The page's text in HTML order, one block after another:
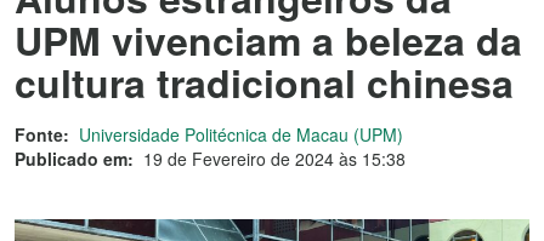
UPM vivenciam a beleza da
cultura tradicional chinesa
Fonte: Universidade Politécnica de Macau (UPM)
Publicado em: 19 de Fevereiro de 2024 às 15:38